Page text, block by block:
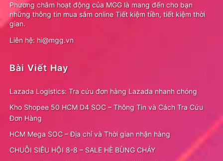
Phương châm hoạt động của MGG là mang đến cho bạn
những thông tin mua sắm online Tiết kiệm tiền, tiết kiệm thời
gian.
Liên hệ: hi@mgg.vn
Bài Viết Hay
Lazada Logistics: Tra cứu đơn hàng Lazada nhanh chóng
Kho Shopee 50 HCM D4 SOC – Thông Tin và Cách Tra Cứu
Đơn Hàng
HCM Mega SOC – Địa chỉ và Thời gian nhận hàng
CHUỖI SIÊU HỘI 8-8 – SALE HÈ BÙNG CHÁY